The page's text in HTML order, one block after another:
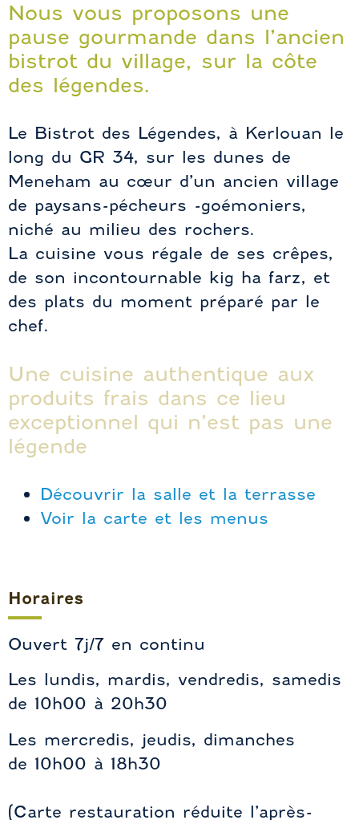
Nous vous proposons une
pause gourmande dans l’ancien
bistrot du village, sur la côte
des légendes.
Le Bistrot des Légendes, à Kerlouan le
long du GR 34, sur les dunes de
Meneham au cœur d’un ancien village
de paysans-pécheurs -goémoniers,
niché au milieu des rochers.
La cuisine vous régale de ses crêpes,
de son incontournable kig ha farz, et
des plats du moment préparé par le
chef.
Une cuisine authentique aux
produits frais dans ce lieu
exceptionnel qui n’est pas une
légende
Découvrir la salle et la terrasse
Voir la carte et les menus
Horaires
Ouvert 7j/7 en continu
Les lundis, mardis, vendredis, samedis
de 10h00 à 20h30
Les mercredis, jeudis, dimanches
de 10h00 à 18h30
(Carte restauration réduite l’après-